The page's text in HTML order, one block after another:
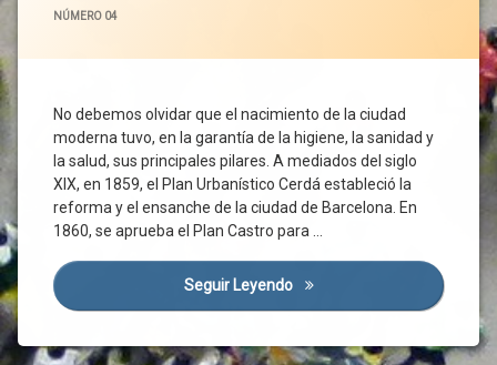
CATEGORÍAS:
NÚMERO 04
No debemos olvidar que el nacimiento de la ciudad
moderna tuvo, en la garantía de la higiene, la sanidad y
la salud, sus principales pilares. A mediados del siglo
XIX, en 1859, el Plan Urbanístico Cerdá estableció la
reforma y el ensanche de la ciudad de Barcelona. En
1860, se aprueba el Plan Castro para …
Seguir Leyendo La Gestión De La Ciudad
Ciudad
Covid-
19
Crisis
Sanitaria
Crisis
Cultura
Desarrollo
Desarrollo